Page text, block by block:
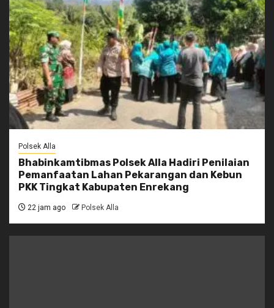
Polsek Alla
Bhabinkamtibmas Polsek Alla Hadiri Penilaian
Pemanfaatan Lahan Pekarangan dan Kebun
PKK Tingkat Kabupaten Enrekang
22 jam ago Polsek Alla